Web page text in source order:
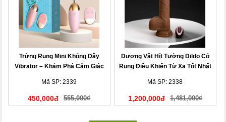
Trứng Rung Mini Không Dây
Vibrator – Khám Phá Cảm Giác
Mã SP: 2339
450,000đ 555,000₫
Dương Vật Hít Tường Dildo Có
Rung Điều Khiển Từ Xa Tốt Nhất
Mã SP: 2338
1,200,000đ 1,481,000₫